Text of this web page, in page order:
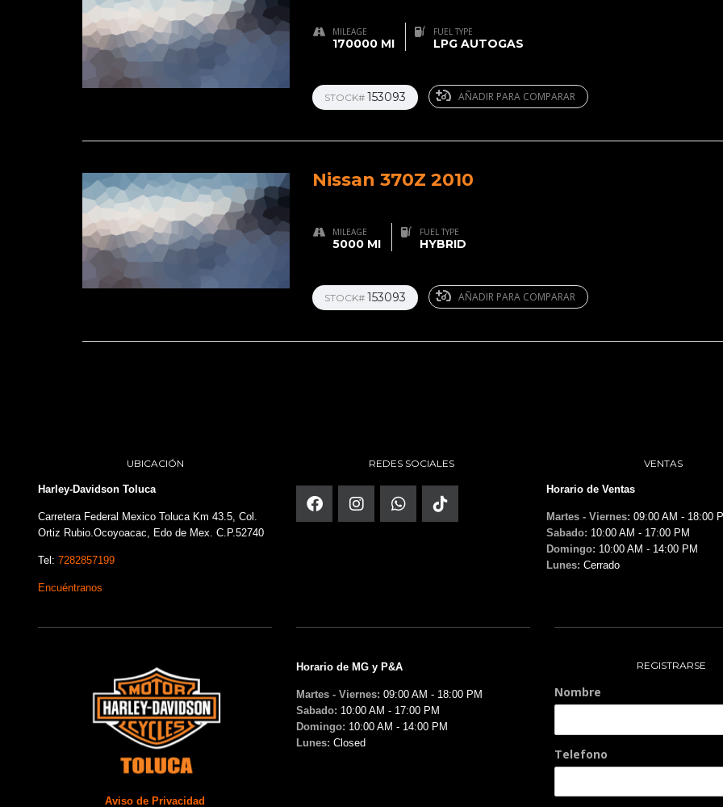
MILEAGE
170000 MI
FUEL TYPE
LPG AUTOGAS
STOCK# 153093 AÑADIR PARA COMPARAR
Nissan 370Z 2010
MILEAGE
5000 MI
FUEL TYPE
HYBRID
STOCK# 153093 AÑADIR PARA COMPARAR
UBICACIÓN
Harley-Davidson Toluca
Carretera Federal Mexico Toluca Km 43.5, Col.
Ortiz Rubio.Ocoyoacac, Edo de Mex. C.P.52740
Tel: 7282857199
Encuéntranos
REDES SOCIALES VENTAS
Horario de Ventas
Martes - Viernes: 09:00 AM - 18:00
Sabado: 10:00 AM - 17:00 PM
Domingo: 10:00 AM - 14:00 PM
Lunes: Cerrado
Aviso de Privacidad
Horario de MG y P&A
Martes - Viernes: 09:00 AM - 18:00 PM
Sabado: 10:00 AM - 17:00 PM
Domingo: 10:00 AM - 14:00 PM
Lunes: Closed
REGISTRARSE
Nombre
Telefono